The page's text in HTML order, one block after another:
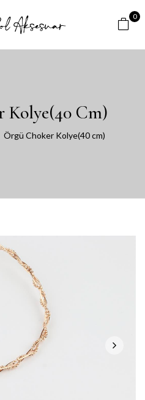
0
Kolye(40 Cm)
Örgü Choker Kolye(40 cm)